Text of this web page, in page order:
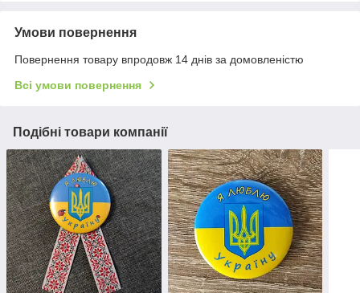
Умови повернення
Повернення товару впродовж 14 днів за домовленістю
Всі умови повернення
Подібні товари компанії